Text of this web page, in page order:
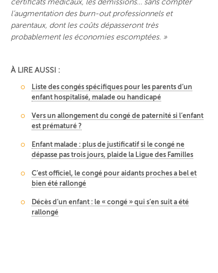
certificats médicaux, les démissions… sans compter
l’augmentation des burn-out professionnels et
parentaux, dont les coûts dépasseront très
probablement les économies escomptées. »
À LIRE AUSSI :
Liste des congés spécifiques pour les parents d’un
enfant hospitalisé, malade ou handicapé
Vers un allongement du congé de paternité si l’enfant
est prématuré ?
Enfant malade : plus de justificatif si le congé ne
dépasse pas trois jours, plaide la Ligue des Familles
C’est officiel, le congé pour aidants proches a bel et
bien été rallongé
Décès d’un enfant : le « congé » qui s’en suit a été
rallongé